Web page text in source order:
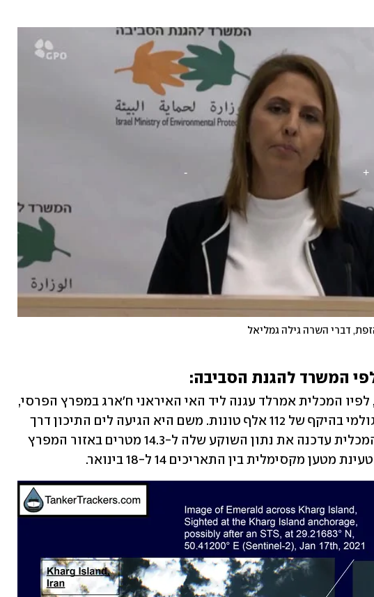
דברי השרה גילה גמליאל
המשרד להגנת הסביבה:
מקסימלית בין התאריכים 14 ל-18 בינואר.